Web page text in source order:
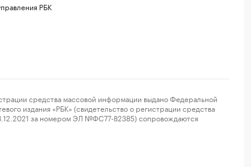
РБК
средства массовой информации выдано Федеральной
издания «РБК» (свидетельство о регистрации средства
за номером ЭЛ №ФС77-82385) сопровождаются